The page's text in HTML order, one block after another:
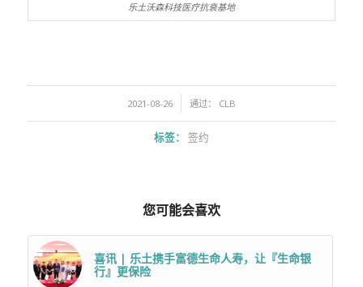
乐土沃森科技医疗抗衰基地
2021-08-26
/ 通过： CLB
标签： 签约
您可能会喜欢
喜讯 | 乐土携手富德生命人寿，让『生命银
行』更保险